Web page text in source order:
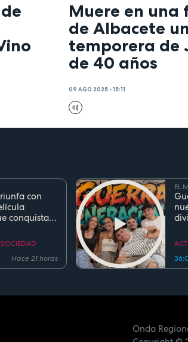
Muere en una
de Albacete
temporera de
de 40 años
09 AGO 2025 - 15:11
con
conquista
Hace 21 horas
EL
Onda